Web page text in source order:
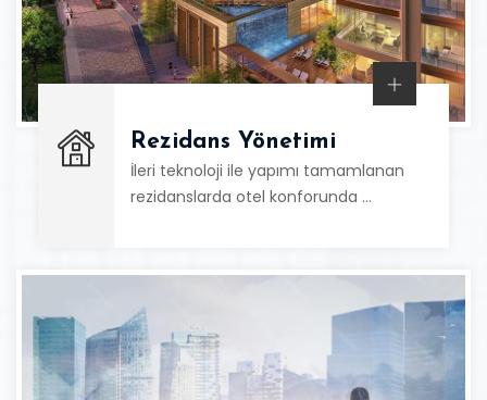
Rezidans Yönetimi
İleri teknoloji ile yapımı tamamlanan
rezidanslarda otel konforunda …